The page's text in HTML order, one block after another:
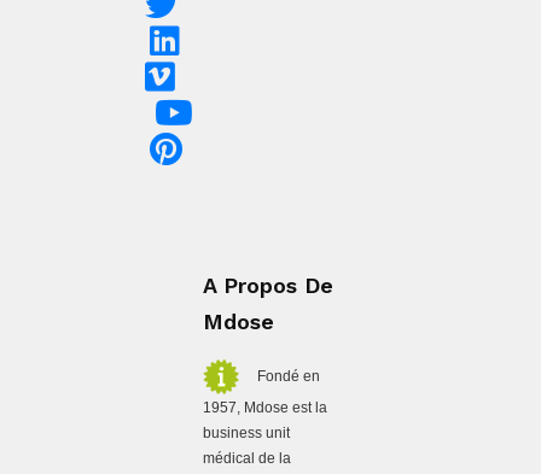
A Propos De
Mdose
Fondé en
1957, Mdose est la
business unit
médical de la